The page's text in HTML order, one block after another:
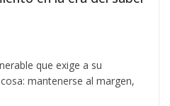
que exige a su
mantenerse al margen,